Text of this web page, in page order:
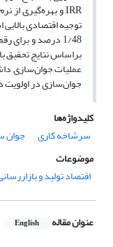
براساس نتایج تحقیق
عملیات جوان‌سازی
جوان‌سازی در
کلیدواژه‌ها
سرشاخه کاری
جوان
موضوعات
اقتصاد تولید و
عنوان مقاله English